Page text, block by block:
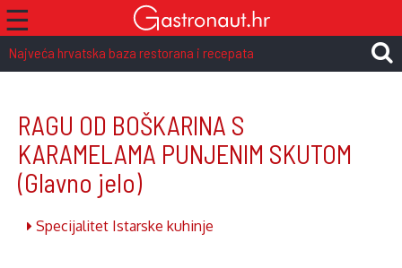
☰
Najveća hrvatska baza restorana i recepata
RAGU OD BOŠKARINA S
KARAMELAMA PUNJENIM SKUTOM
(Glavno jelo)
Specijalitet Istarske kuhinje